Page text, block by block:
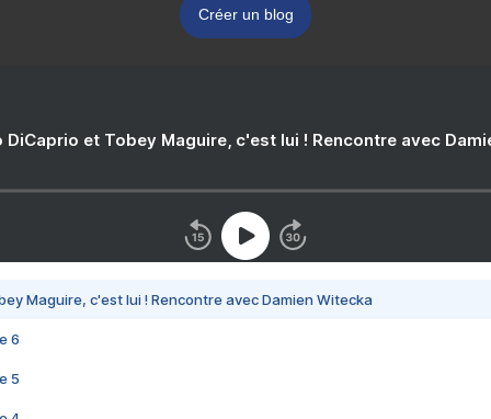
Créer un blog
DiCaprio et Tobey Maguire, c'est lui ! Rencontre avec
Maguire, c'est lui ! Rencontre avec Damien Witecka
6
5